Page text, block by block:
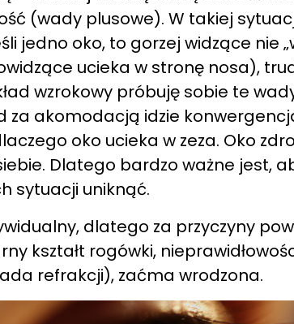
(wady plusowe). W takiej
jedno oko, to gorzej widzące nie
ucieka w stronę nosa),
wzrokowy próbuję sobie te
akomodacją idzie
oko ucieka w zeza. Oko
Dlatego bardzo ważne jest,
sytuacji uniknąć.
dlatego za przyczyny
kształt rogówki,
refrakcji), zaćma wrodzona.